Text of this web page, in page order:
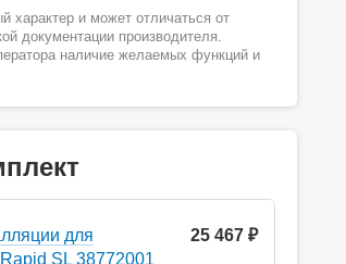
характер и может отличаться от
документации производителя.
наличие желаемых функций и
для
SL 38772001
25 467 ₽